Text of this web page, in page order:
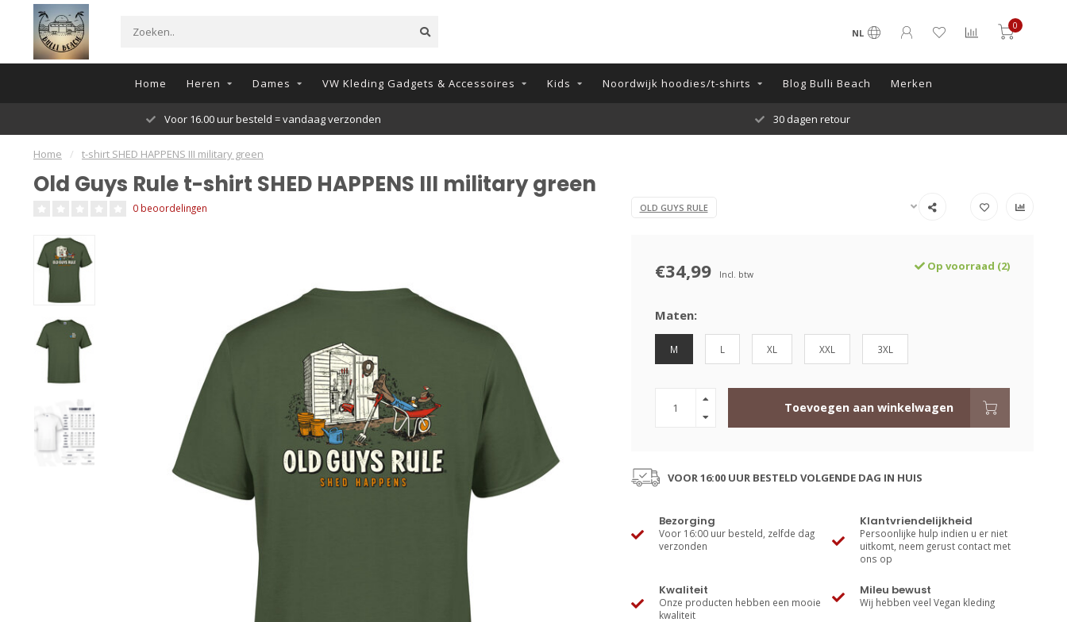
NL
0
Home Heren Dames VW Kleding Gadgets & Accessoires Kids Noordwijk hoodies/t-shirts Blog Bulli Beach Merken
Voor 16.00 uur besteld = vandaag verzonden 30 dagen retour
Home / t-shirt SHED HAPPENS III military green
Old Guys Rule t-shirt SHED HAPPENS III military green
0 beoordelingen OLD GUYS RULE
€34,99 Incl. btw
Op voorraad (2)
Maten:
M L XL XXL 3XL
Toevoegen aan winkelwagen
VOOR 16:00 UUR BESTELD VOLGENDE DAG IN HUIS
Bezorging
Voor 16:00 uur besteld, zelfde dag
verzonden
Klantvriendelijkheid
Persoonlijke hulp indien u er niet
uitkomt, neem gerust contact met
ons op
Kwaliteit
Onze producten hebben een mooie
kwaliteit
Mileu bewust
Wij hebben veel Vegan kleding